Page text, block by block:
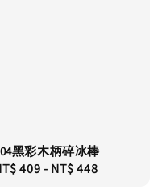
黑彩木柄碎冰棒
409- NT$ 448